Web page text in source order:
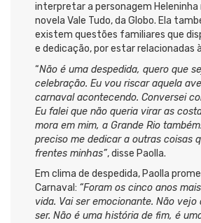
interpretar a personagem Heleninha
novela Vale Tudo, da Globo. Ela
existem questões familiares que
e dedicação, por estar relacionadas
“Não é uma despedida, quero que
celebração. Eu vou riscar aquela
carnaval acontecendo. Conversei
Eu falei que não queria virar as
mora em mim, a Grande Rio
preciso me dedicar a outras coisas
frentes minhas”, disse Paolla.
Em clima de despedida, Paolla
Carnaval: “Foram os cinco anos
vida. Vai ser emocionante. Não
ser. Não é uma história de fim, é